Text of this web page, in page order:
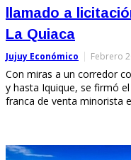
llamado a
La Quiaca
Jujuy Económico Febrero
Con miras a un corredor
y hasta Iquique, se firmó
franca de venta minorista